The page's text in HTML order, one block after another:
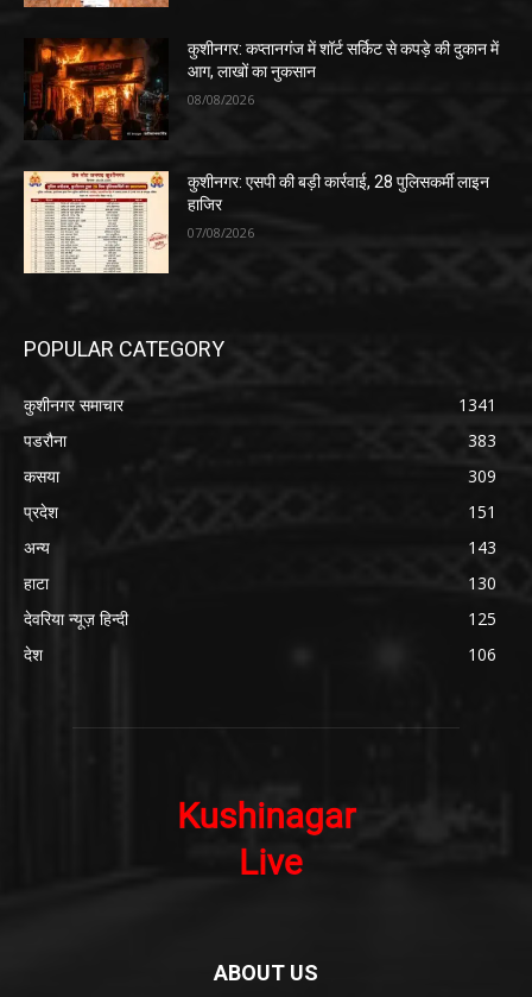
कुशीनगर: कप्तानगंज में शॉर्ट सर्किट से कपड़े की दुकान में
आग, लाखों का नुकसान
08/08/2026
कुशीनगर: एसपी की बड़ी कार्रवाई, 28 पुलिसकर्मी लाइन
हाजिर
07/08/2026
POPULAR CATEGORY
कुशीनगर समाचार
1341
पडरौना
383
कसया
309
प्रदेश
151
अन्य
143
हाटा
130
देवरिया न्यूज़ हिन्दी
125
देश
106
ABOUT US